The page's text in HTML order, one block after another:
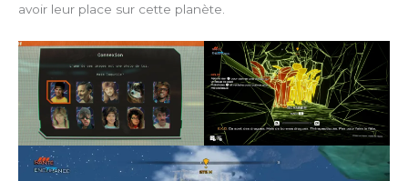
avoir leur place sur cette planète.